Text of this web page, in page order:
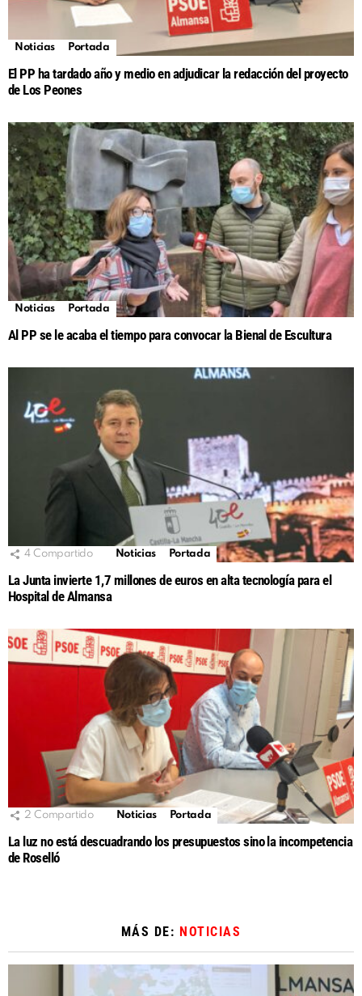
Noticias Portada
El PP ha tardado año y medio en adjudicar la redacción del proyecto
de Los Peones
Noticias Portada
Al PP se le acaba el tiempo para convocar la Bienal de Escultura
4 Compartido Noticias Portada
La Junta invierte 1,7 millones de euros en alta tecnología para el
Hospital de Almansa
2 Compartido Noticias Portada
La luz no está descuadrando los presupuestos sino la incompetencia
de Roselló
MÁS DE: NOTICIAS